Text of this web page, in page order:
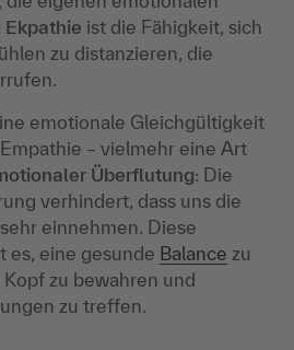
Ekpathie ist die Fähigkeit, sich
zu distanzieren, die
emotionale Gleichgültigkeit
– vielmehr eine Art
Überflutung: Die
verhindert, dass uns die
einnehmen. Diese
es, eine gesunde Balance zu
zu bewahren und
zu treffen.